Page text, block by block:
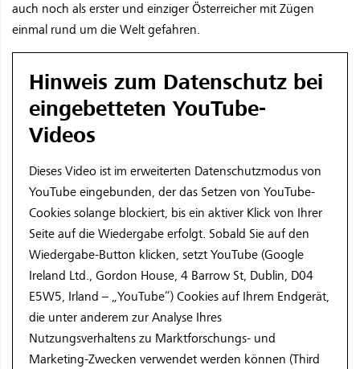
auch noch als erster und einziger Österreicher mit Zügen
einmal rund um die Welt gefahren.
Hinweis zum Datenschutz bei
eingebetteten YouTube-
Videos
Dieses Video ist im erweiterten Datenschutzmodus von
YouTube eingebunden, der das Setzen von YouTube-
Cookies solange blockiert, bis ein aktiver Klick von Ihrer
Seite auf die Wiedergabe erfolgt. Sobald Sie auf den
Wiedergabe-Button klicken, setzt YouTube (Google
Ireland Ltd., Gordon House, 4 Barrow St, Dublin, D04
E5W5, Irland – „YouTube“) Cookies auf Ihrem Endgerät,
die unter anderem zur Analyse Ihres
Nutzungsverhaltens zu Marktforschungs- und
Marketing-Zwecken verwendet werden können (Third